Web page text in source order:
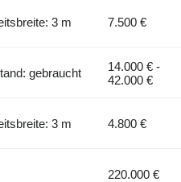
3 m 7.500 €
gebraucht
14.000 € -
42.000 €
3 m 4.800 €
220.000 €